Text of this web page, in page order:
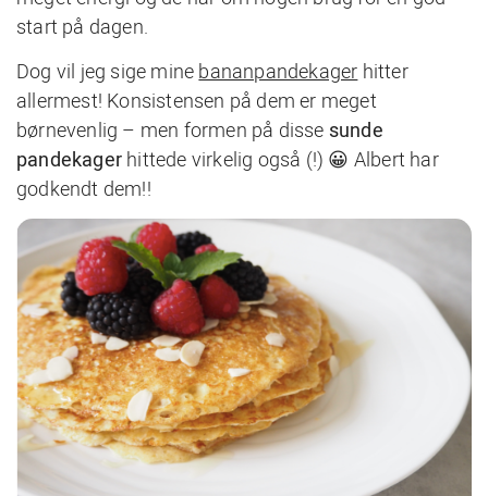
start på dagen.
Dog vil jeg sige mine bananpandekager hitter
allermest! Konsistensen på dem er meget
børnevenlig – men formen på disse sunde
pandekager hittede virkelig også (!) 😀 Albert har
godkendt dem!!